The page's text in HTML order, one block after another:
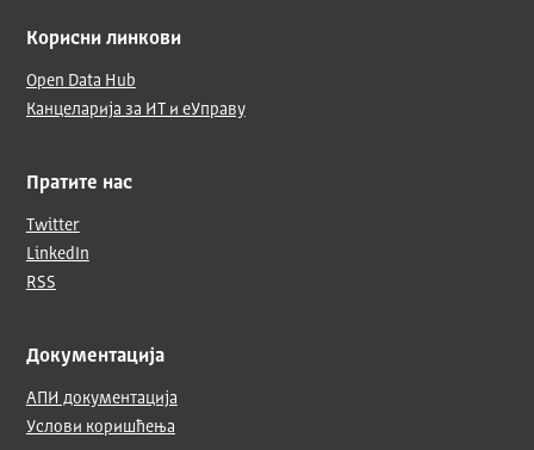
Корисни линкови
Open Data Hub
Канцеларија за ИТ и еУправу
Пратите нас
Twitter
LinkedIn
RSS
Документација
АПИ документација
Услови коришћења